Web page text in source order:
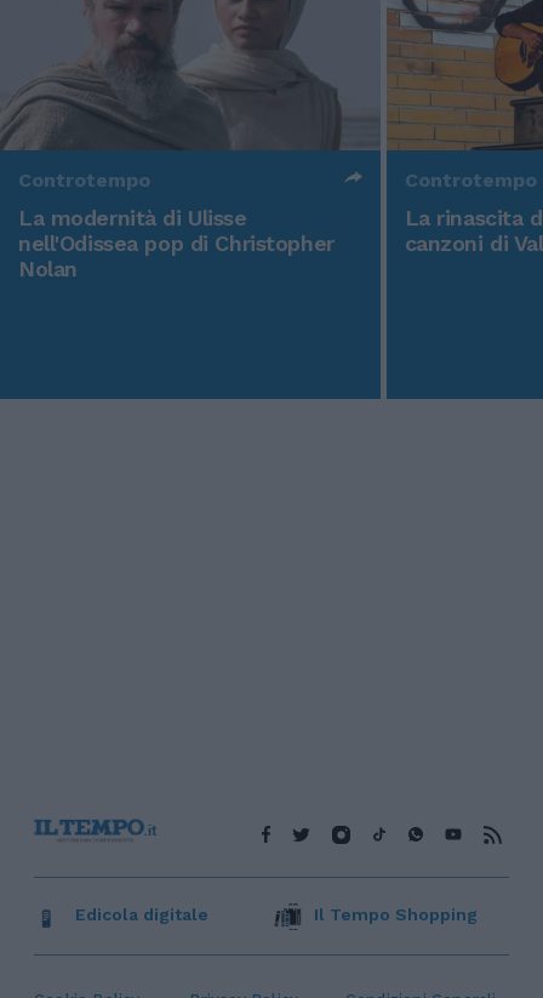
Controtempo
La modernità di Ulisse
nell'Odissea pop di Christopher
Nolan
Controtempo
La rinascita
canzoni di
Edicola digitale Il Tempo Shopping